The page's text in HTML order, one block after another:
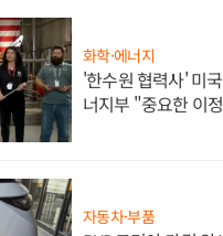
화학·에너지
'한수원 협력사' 미
너지부 "중요한 이
자동차·부품